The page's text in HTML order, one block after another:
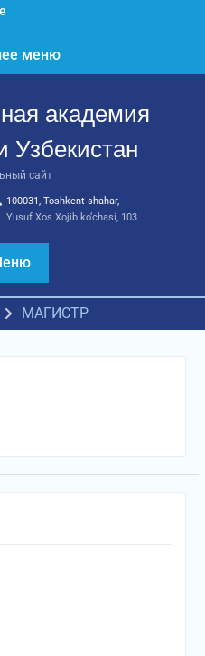
научное
меню
академия
Узбекистан
сайт
100031, Toshkent shahar,
Yusuf Xos Xojib ko‘chasi, 103
МАГИСТР